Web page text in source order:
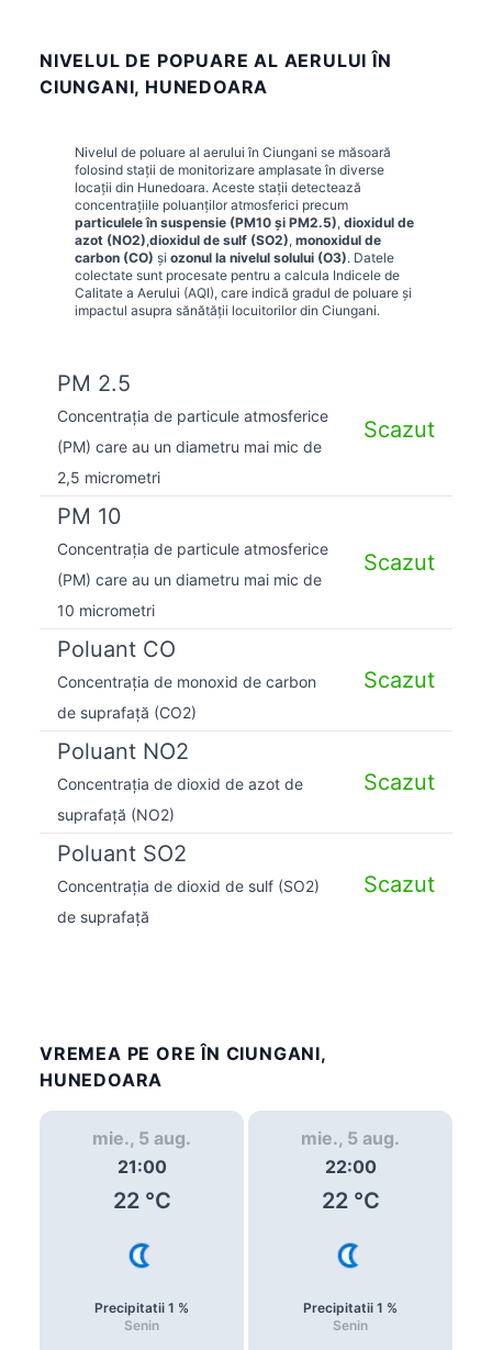
NIVELUL DE POPUARE AL AERULUI ÎN
CIUNGANI, HUNEDOARA
Nivelul de poluare al aerului în Ciungani se măsoară
folosind stații de monitorizare amplasate în diverse
locații din Hunedoara. Aceste stații detectează
concentrațiile poluanților atmosferici precum
particulele în suspensie (PM10 și PM2.5), dioxidul de
azot (NO2),dioxidul de sulf (SO2), monoxidul de
carbon (CO) și ozonul la nivelul solului (O3). Datele
colectate sunt procesate pentru a calcula Indicele de
Calitate a Aerului (AQI), care indică gradul de poluare și
impactul asupra sănătății locuitorilor din Ciungani.
PM 2.5
Concentrația de particule atmosferice
(PM) care au un diametru mai mic de
2,5 micrometri
Scazut
PM 10
Concentrația de particule atmosferice
(PM) care au un diametru mai mic de
10 micrometri
Scazut
Poluant CO
Concentrația de monoxid de carbon
de suprafață (CO2)
Scazut
Poluant NO2
Concentrația de dioxid de azot de
suprafață (NO2)
Scazut
Poluant SO2
Concentrația de dioxid de sulf (SO2)
de suprafață
Scazut
VREMEA PE ORE ÎN CIUNGANI,
HUNEDOARA
mie., 5 aug.
21:00
22°C
Precipitatii 1 %
Senin
mie., 5 aug.
22:00
22°C
Precipitatii 1 %
Senin